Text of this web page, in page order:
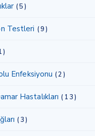
(5)
Testleri (9)
Enfeksiyonu (2)
Hastalıkları (13)
(3)